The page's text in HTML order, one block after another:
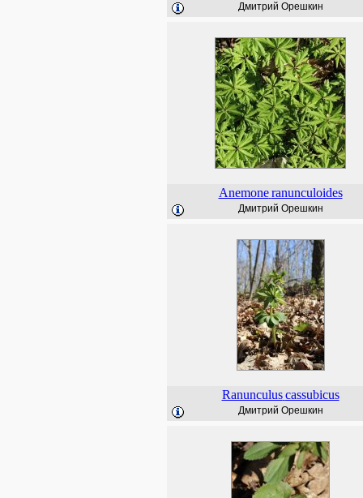
Дмитрий Орешкин
Anemone ranunculoides
Дмитрий Орешкин
Ranunculus cassubicus
Дмитрий Орешкин